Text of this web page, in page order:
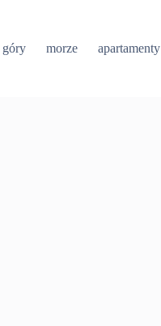
góry morze apartamenty